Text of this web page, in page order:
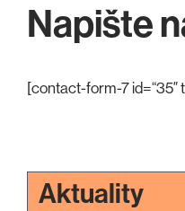
Napište
[contact-form-7 id=“35″
Aktuality